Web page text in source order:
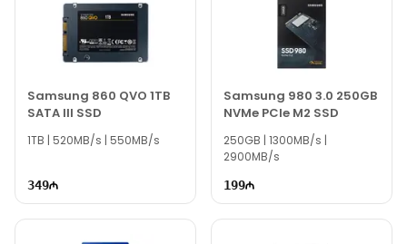
Samsung 860 QVO 1TB
SATA III SSD
1TB | 520MB/s | 550MB/s
349
Samsung 980 3.0 250GB
NVMe PCIe M2 SSD
250GB | 1300MB/s |
2900MB/s
199